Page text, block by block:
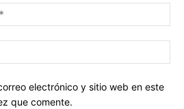
electrónico y sitio web en este
que comente.